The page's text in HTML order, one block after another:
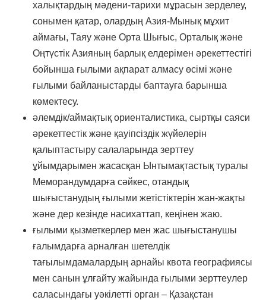
халықтардың мәдени-тарихи мұрасын зерделеу,
сонымен қатар, олардың Азия-Мынық мұхит
аймағы, Таяу және Орта Шығыс, Орталық және
Оңтүстік Азияның барлық елдерімен әрекеттестігі
бойынша ғылыми ақпарат алмасу өсімі және
ғылыми байланыстарды баптауға барынша
көмектесу.
әлемдік/аймақтық ориенталистика, сыртқы саяси
әрекеттестік және қауіпсіздік жүйелерін
қалыптастыру салаларында зерттеу
ұйымдарымен жасасқан Ынтымақтастық туралы
Меморандумдарға сәйкес, отандық
шығыстанудың ғылыми жетістіктерін жан-жақты
және дер кезінде насихаттап, кеңінен жаю.
ғылыми қызметкерлер мен жас шығыстанушы
ғалымдарға арналған шетелдік
тағылымдамалардың арнайы квота географиясы
мен санын ұлғайту жайында ғылыми зерттеулер
саласындағы уәкілетті орган – Қазақстан